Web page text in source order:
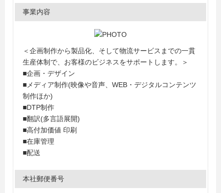
事業内容
＜企画制作から製品化、そして物流サービスまでの一貫
生産体制で、お客様のビジネスをサポートします。＞
■企画・デザイン
■メディア制作(映像や音声、WEB・デジタルコンテンツ
制作ほか)
■DTP制作
■翻訳(多言語展開)
■高付加価値 印刷
■在庫管理
■配送
本社郵便番号